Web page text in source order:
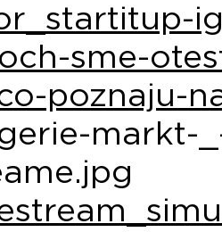
sme-
poznaju-
markt-